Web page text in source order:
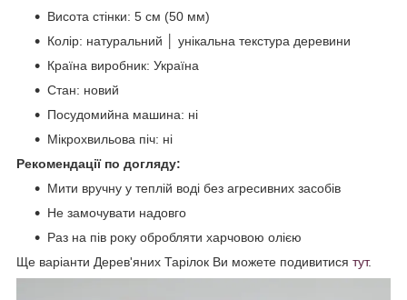
Висота стінки: 5 см (50 мм)
Колір: натуральний │ унікальна текстура деревини
Країна виробник: Україна
Стан: новий
Посудомийна машина: ні
Мікрохвильова піч: ні
Рекомендації по догляду:
Мити вручну у теплій воді без агресивних засобів
Не замочувати надовго
Раз на пів року обробляти харчовою олією
Ще варіанти Дерев'яних Тарілок Ви можете подивитися тут.